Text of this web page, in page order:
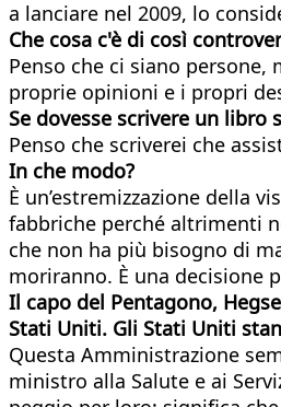
a lanciare nel 2009, lo
Che cosa c'è di così
Penso che ci siano
proprie opinioni e i propri
Se dovesse scrivere un
Penso che scriverei che
In che modo?
È un’estremizzazione della
fabbriche perché altrimenti
che non ha più bisogno di
moriranno. È una decisione
Il capo del Pentagono,
Stati Uniti. Gli Stati Uniti
Questa Amministrazione
ministro alla Salute e ai